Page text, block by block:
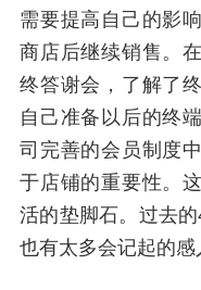
需要提高自己的影
商店后继续销售。
终答谢会，了解了
自己准备以后的终
司完善的会员制度
于店铺的重要性。
活的垫脚石。过去
也有太多会记起的